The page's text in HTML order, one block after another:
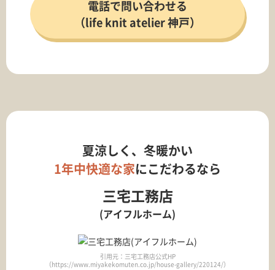
電話で問い合わせる
（life knit atelier 神戸）
夏涼しく、冬暖かい
1年中快適な家にこだわるなら
三宅工務店
(アイフルホーム)
引用元：三宅工務店公式HP
（https://www.miyakekomuten.co.jp/house-gallery/220124/）